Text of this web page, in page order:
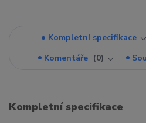
Kompletní specifikace
Komentáře
0
Kompletní specifikace